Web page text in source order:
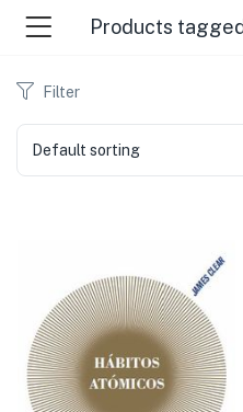
Products
Filter
Default sorting